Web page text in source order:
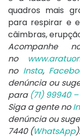
quadros mais
para respirar e
câimbras,
Acompanhe
no
no Insta,
denúncia ou
para (71) 99940
Siga a gente no
denúncia ou
7440 (WhatsApp).